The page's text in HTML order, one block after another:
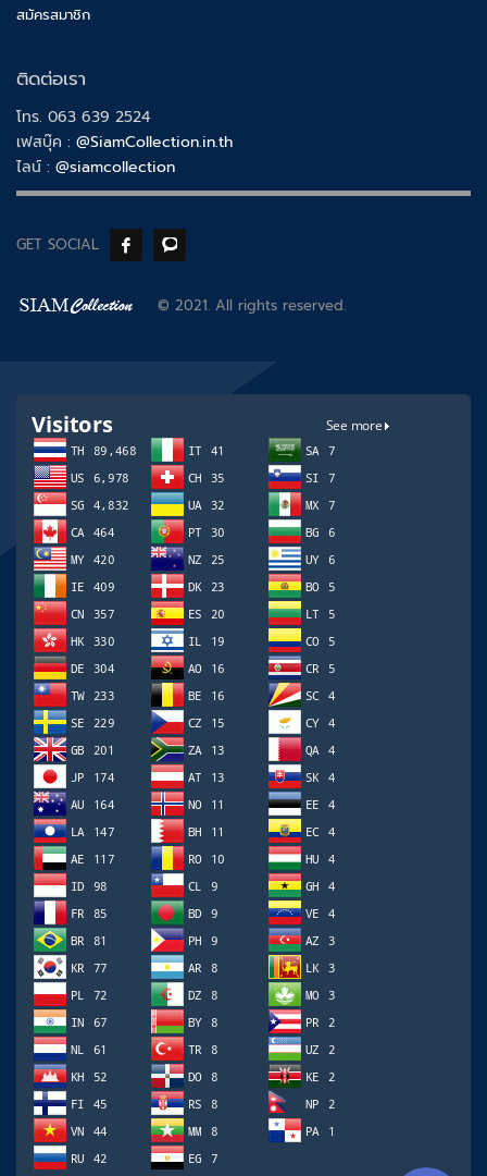
สมัครสมาชิก
ติดต่อเรา
โทร. 063 639 2524
เฟสบุ๊ค : @SiamCollection.in.th
ไลน์ : @siamcollection
GET SOCIAL
© 2021. All rights reserved.